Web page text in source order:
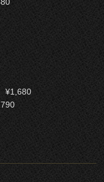
¥1,680